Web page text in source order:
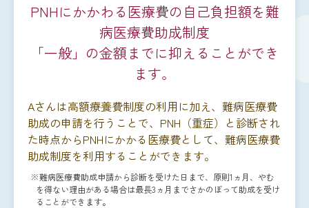
PNHにかかわる医療費の自己負担額を難
病医療費助成制度
「一般」の金額までに抑えることができ
ます。
Aさんは高額療養費制度の利用に加え、難病医療費
助成の申請を行うことで、PNH（重症）と診断され
た時点からPNHにかかる医療費として、難病医療費
助成制度を利用することができます。
※難病医療費助成申請から診断を受けた日まで、原則1ヵ月、やむ
を得ない理由がある場合は最長3ヵ月までさかのぼって助成を受け
ることができます。